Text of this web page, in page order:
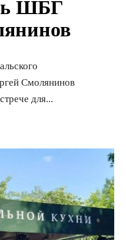
ШБГ
Смолянинов
для...